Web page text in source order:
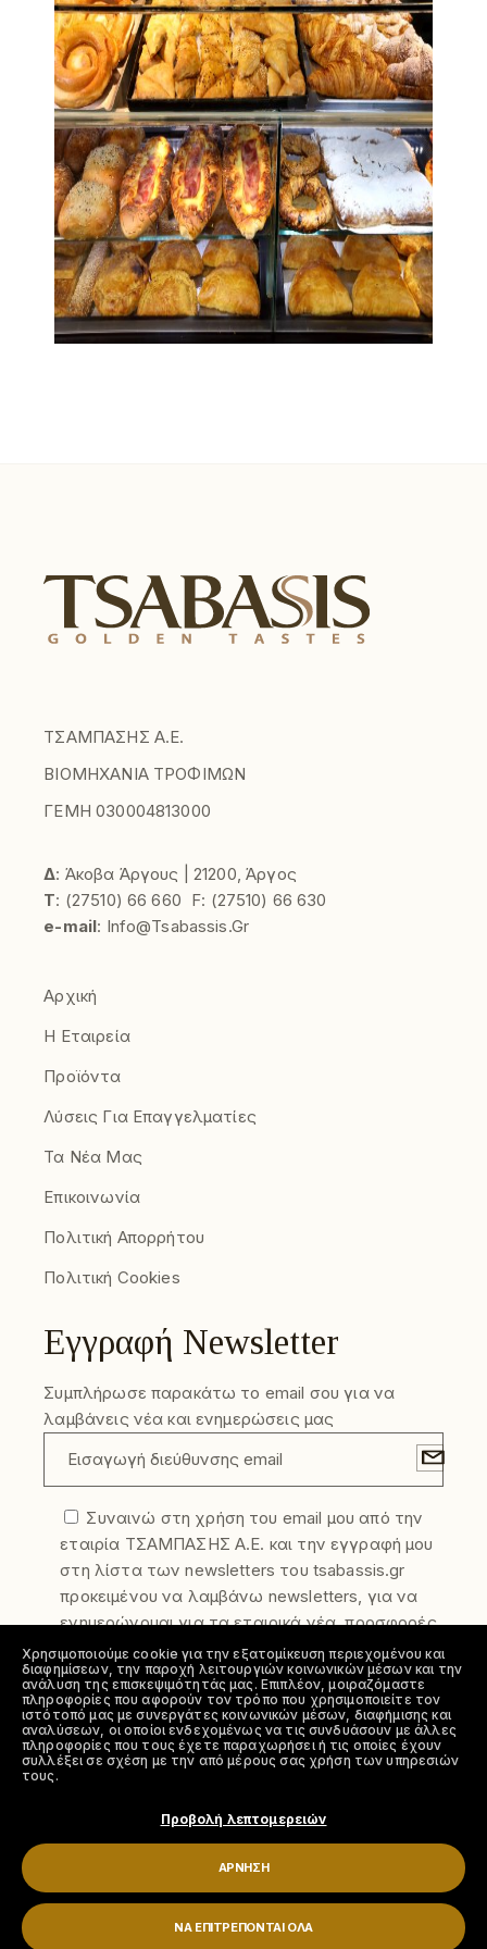
ΤΣΑΜΠΑΣΗΣ Α.Ε.
ΒΙΟΜΗΧΑΝΙΑ ΤΡΟΦΙΜΩΝ
ΓΕΜΗ 030004813000
Δ: Άκοβα Άργους | 21200, Άργος
Τ: (27510) 66 660 F: (27510) 66 630
e-mail: Info@tsabassis.gr
Αρχική
Η Εταιρεία
Προϊόντα
Λύσεις Για Επαγγελματίες
Τα Νέα Μας
Επικοινωνία
Πολιτική Απορρήτου
Πολιτική Cookies
Εγγραφή Newsletter
Συμπλήρωσε παρακάτω το email σου για να
λαμβάνεις νέα και ενημερώσεις μας
Συναινώ στη χρήση του email μου από την
εταιρία ΤΣΑΜΠΑΣΗΣ Α.Ε. και την εγγραφή μου
στη λίστα των newsletters του tsabassis.gr
προκειμένου να λαμβάνω newsletters, για να
ενημερώνομαι για τα εταιρικά νέα, προσφορές
και τα νέα προϊόντα της εταιρίας. Η
συγκατάθεση σας μπορεί να ανακληθεί
ελεύθερα οποιαδήποτε στιγμή. Για να
απεγγραφείτε από την λίστα αποστολής
newsletter στείλτε μας το αίτημα σας στο
Συμφωνώ με την πολιτική απορρήτου
2023 © ΤΣΑΜΠΑΣΗΣ Α.Ε.
Χρησιμοποιούμε cookie για την εξατομίκευση περιεχομένου και
διαφημίσεων, την παροχή λειτουργιών κοινωνικών μέσων και την
ανάλυση της επισκεψιμότητάς μας. Επιπλέον, μοιραζόμαστε
πληροφορίες που αφορούν τον τρόπο που χρησιμοποιείτε τον
ιστότοπό μας με συνεργάτες κοινωνικών μέσων, διαφήμισης και
αναλύσεων, οι οποίοι ενδεχομένως να τις συνδυάσουν με άλλες
πληροφορίες που τους έχετε παραχωρήσει ή τις οποίες έχουν
συλλέξει σε σχέση με την από μέρους σας χρήση των υπηρεσιών
τους.
Προβολή λεπτομερειών
ΆΡΝΗΣΗ
ΝΑ ΕΠΙΤΡΈΠΟΝΤΑΙ ΌΛΑ